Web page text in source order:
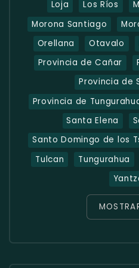
Loja Los Ríos
Morona Santiago
Orellana
Otavalo
Provincia de Cañar
Provincia de
Provincia de
Santa Elena
Santo Domingo de los
Tulcan
Tungurahua